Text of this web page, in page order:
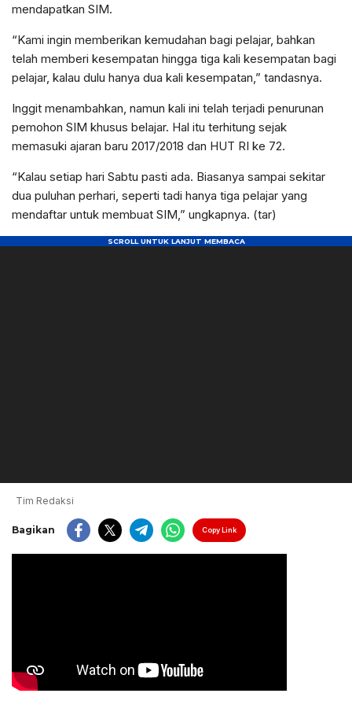
mendapatkan SIM.
“Kami ingin memberikan kemudahan bagi pelajar, bahkan
telah memberi kesempatan hingga tiga kali kesempatan bagi
pelajar, kalau dulu hanya dua kali kesempatan,” tandasnya.
Inggit menambahkan, namun kali ini telah terjadi penurunan
pemohon SIM khusus belajar. Hal itu terhitung sejak
memasuki ajaran baru 2017/2018 dan HUT RI ke 72.
“Kalau setiap hari Sabtu pasti ada. Biasanya sampai sekitar
dua puluhan perhari, seperti tadi hanya tiga pelajar yang
mendaftar untuk membuat SIM,” ungkapnya. (tar)
Tim Redaksi
Bagikan Copy Link